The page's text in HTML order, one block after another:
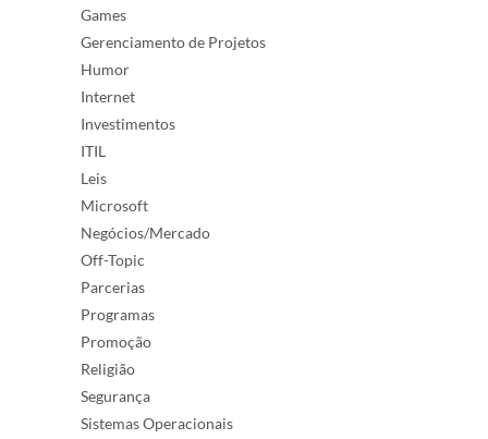
Games
Gerenciamento de Projetos
Humor
Internet
Investimentos
ITIL
Leis
Microsoft
Negócios/Mercado
Off-Topic
Parcerias
Programas
Promoção
Religião
Segurança
Sistemas Operacionais